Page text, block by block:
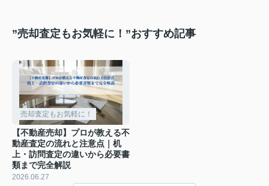
”売却査定もお気軽に！”おすすめ記事
売却査定もお気軽に！
【不動産売却】プロが教える不
動産査定の流れと注意点｜机
上・訪問査定の違いから必要書
類まで完全解説
2026.06.27